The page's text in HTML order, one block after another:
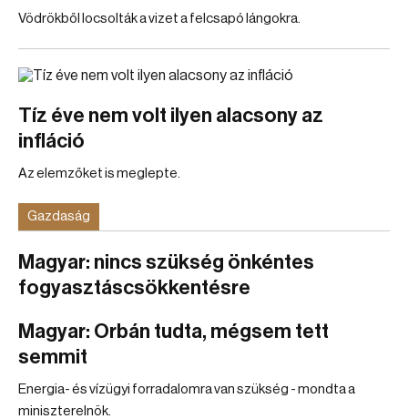
Vödrökből locsolták a vizet a felcsapó lángokra.
Tíz éve nem volt ilyen alacsony az
infláció
Az elemzőket is meglepte.
Gazdaság
Magyar: nincs szükség önkéntes
fogyasztáscsökkentésre
Magyar: Orbán tudta, mégsem tett
semmit
Energia- és vízügyi forradalomra van szükség - mondta a
miniszterelnök.